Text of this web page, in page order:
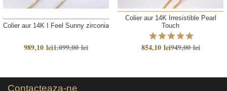
Colier aur 14K I Feel Sunny zirconia
989,10 lei1.099,00 lei
Colier aur 14K Irresistible Pearl
Touch
854,10 lei949,00 lei
Contacteaza-ne